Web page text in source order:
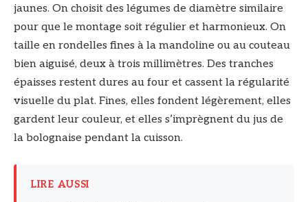
jaunes. On choisit des légumes de diamètre similaire
pour que le montage soit régulier et harmonieux. On
taille en rondelles fines à la mandoline ou au couteau
bien aiguisé, deux à trois millimètres. Des tranches
épaisses restent dures au four et cassent la régularité
visuelle du plat. Fines, elles fondent légèrement, elles
gardent leur couleur, et elles s’imprègnent du jus de
la bolognaise pendant la cuisson.
LIRE AUSSI